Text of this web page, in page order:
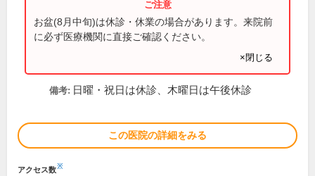
お盆(8月中旬)は休診・休業の場合があります。来院前
に必ず医療機関に直接ご確認ください。
×閉じる
備考: 日曜・祝日は休診、木曜日は午後休診
この医院の詳細をみる
アクセス数※